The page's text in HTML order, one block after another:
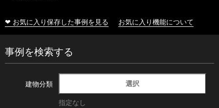
❤ お気に入り保存した事例を見る お気に入り機能について
事例を検索する
建物分類 選択
指定なし